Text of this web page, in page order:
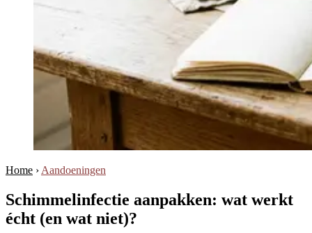
Home › Aandoeningen
Schimmelinfectie aanpakken: wat werkt
écht (en wat niet)?